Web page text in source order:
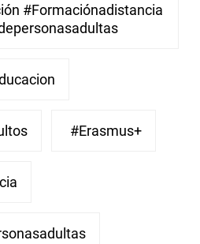
#formaciónadistancia
#Erasmus+